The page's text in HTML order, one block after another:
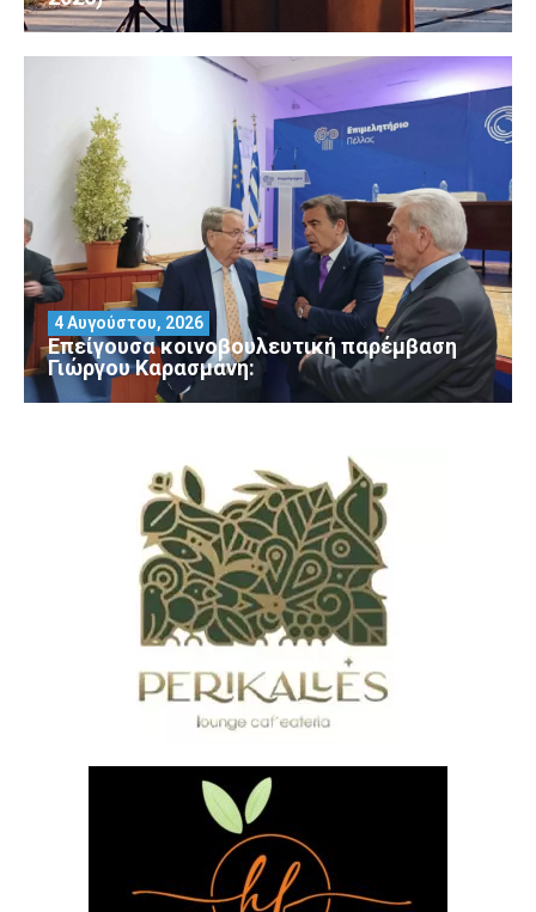
Επείγουσα κοινοβουλευτική παρέμβαση
Γιώργου Καρασμάνη:
4 Αυγούστου, 2026